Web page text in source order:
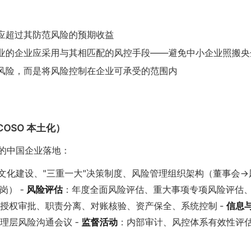
超过其防范风险的预期收益
的企业应采用与其相匹配的风控手段——避免中小企业照搬
险，而是将风险控制在企业可承受的范围内
本土化）
中国企业落地：
化建设、"三重一大"决策制度、风险管理组织架构（董事会
） - 风险评估：年度全面风险评估、重大事项专项风险评估
授权审批、职责分离、对账核验、资产保全、系统控制 - 信息
层风险沟通会议 - 监督活动 ：内部审计、风控体系有效性评